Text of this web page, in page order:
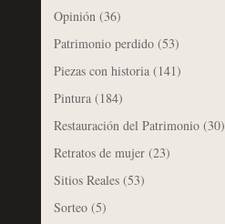
Opinión (36)
Patrimonio perdido(53)
Piezas con historia(141)
Pintura(184)
Restauración del Patrimonio(30)
Retratos de mujer(23)
Sitios Reales(53)
Sorteo(5)